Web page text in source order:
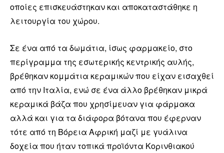
οποίες επισκευάστηκαν και αποκαταστάθηκε η
λειτουργία του χώρου.
Σε ένα από τα δωμάτια, ίσως φαρμακείο, στο
περίγραμμα της εσωτερικής κεντρικής αυλής,
βρέθηκαν κομμάτια κεραμικών που είχαν εισαχθεί
από την Ιταλία, ενώ σε ένα άλλο βρέθηκαν μικρά
κεραμικά βάζα που χρησίμευαν για φάρμακα
αλλά και για τα διάφορα βότανα που έφερναν
τότε από τη Βόρεια Αφρική μαζί με γυάλινα
δοχεία που ήταν τοπικά προϊόντα Κορινθιακού